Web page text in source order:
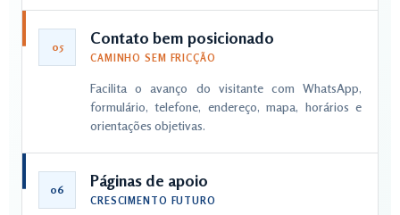
05 Contato bem posicionado
CAMINHO SEM FRICÇÃO
Facilita o avanço do visitante com WhatsApp,
formulário, telefone, endereço, mapa, horários e
orientações objetivas.
06 Páginas de apoio
CRESCIMENTO FUTURO